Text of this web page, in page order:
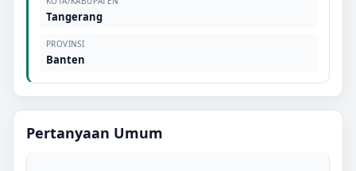
Tangerang
PROVINSI
Banten
Pertanyaan Umum